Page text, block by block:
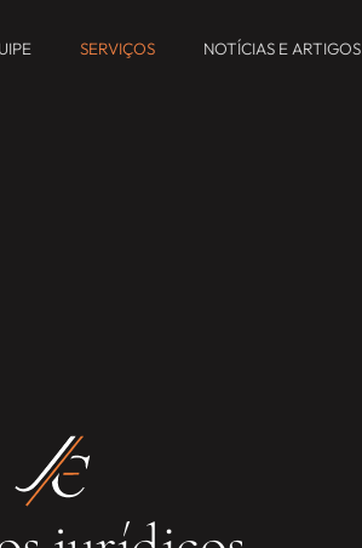
SERVIÇOS NOTÍCIAS E ARTIGOS